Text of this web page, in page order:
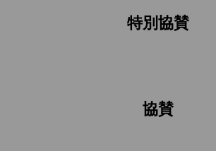
特別協賛
協賛